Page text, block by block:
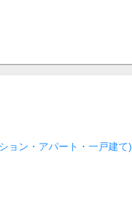
ョン・アパート・一戸建て)